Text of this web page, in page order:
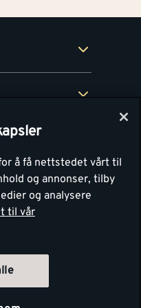
å få nettstedet vårt til
og annonser, tilby
og analysere
til vår